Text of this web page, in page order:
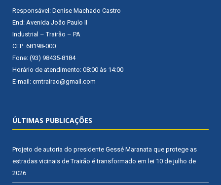
Responsável: Denise Machado Castro
End: Avenida João Paulo II
Industrial – Trairão – PA
CEP: 68198-000
Fone: (93) 98435-8184
Horário de atendimento: 08:00 às 14:00
E-mail: cmtrairao@gmail.com
ÚLTIMAS PUBLICAÇÕES
Projeto de autoria do presidente Gessé Maranata que protege as
estradas vicinais de Trairão é transformado em lei 10 de julho de
2026